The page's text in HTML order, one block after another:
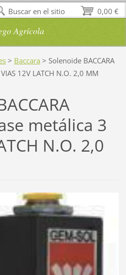
Agrícola
> Baccara > Solenoide BACCARA
12V LATCH N.O. 2,0 MM
metálica 3
N.O. 2,0
0,00 €
Buscar en el sitio